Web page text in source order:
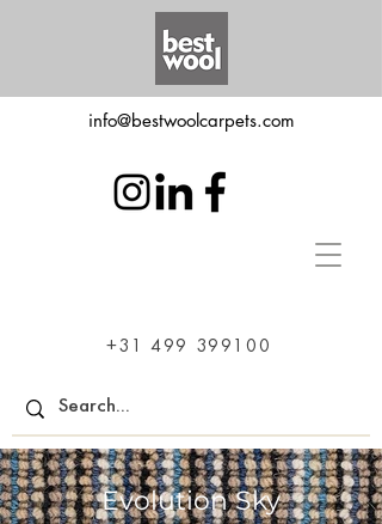
info@bestwoolcarpets.com
+31 499 399100
Evolution Sky